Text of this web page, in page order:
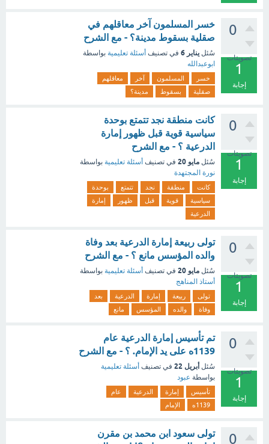
0
تصويتات
1
إجابة
خسر المسلمون آخر معاقلهم في
صقلية بسقوط مدينة؟ - مع الشرح
سُئل يناير 6 في تصنيف أسئلة تعليمية بواسطة
ابوعبدالله
خسر المسلمون آخر
معاقلهم
صقلية
بسقوط مدينة؟
0
تصويتات
1
إجابة
كانت منطقة نجد تتمتع بوحدة
سياسية قوية قبل ظهور إمارة
الدرعية ؟ - مع الشرح
سُئل مايو 20 في تصنيف أسئلة تعليمية بواسطة
نورة المجتهدة
كانت منطقة نجد تتمتع
بوحدة
سياسية
قوية قبل ظهور
إمارة
الدرعية
0
تصويتات
1
إجابة
تولى ربيعة إمارة الدرعية بعد وفاة
والده المؤسس مانع ؟ - مع الشرح
سُئل مايو 20 في تصنيف أسئلة تعليمية بواسطة
أستاذ المناهج
تولى ربيعة إمارة الدرعية
بعد
وفاة
والده المؤسس مانع
0
تصويتات
1
إجابة
تم تأسيس إمارة الدرعية عام
1139ه على يد الإمام. ؟ - مع الشرح
سُئل أبريل 22 في تصنيف أسئلة تعليمية
بواسطة عبود
تأسيس إمارة الدرعية
عام
1139ه
الإمام
0
تولى سعود ابن محمد بن مقرن